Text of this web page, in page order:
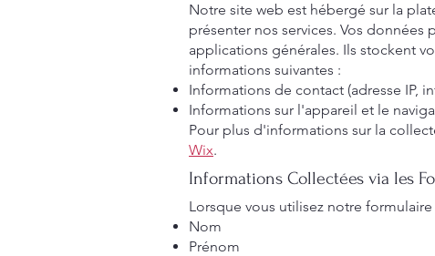
Notre site web est hébergé sur la
présenter nos services. Vos
applications générales. Ils stockent
informations suivantes :
Informations de contact (adresse IP,
Informations sur l'appareil et le
Pour plus d'informations sur la
Wix.
Informations Collectées via les
Lorsque vous utilisez notre
Nom
Prénom